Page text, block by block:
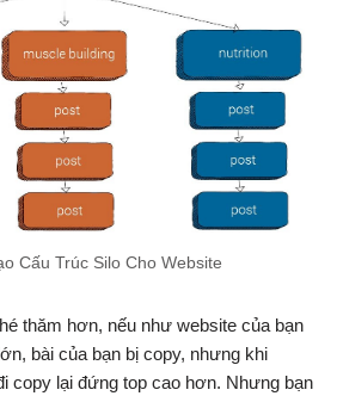
Cấu Trúc Silo Cho Website
thăm hơn, nếu như website của bạn
bài của bạn bị copy, nhưng khi
copy lại đứng top cao hơn. Nhưng bạn